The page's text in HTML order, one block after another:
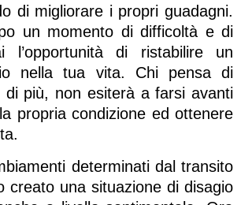
di migliorare i propri guadagni.
un momento di difficoltà e di
l’opportunità di ristabilire un
nella tua vita. Chi pensa di
di più, non esiterà a farsi avanti
propria condizione ed ottenere
determinati dal transito
creato una situazione di disagio